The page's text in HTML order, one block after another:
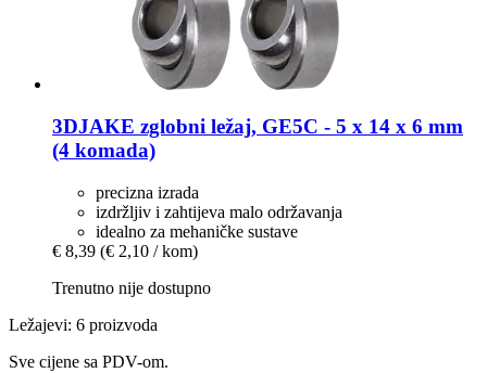
3DJAKE zglobni ležaj, GE5C -​ 5 x 14 x 6 mm
(4 komada)
precizna izrada
izdržljiv i zahtijeva malo održavanja
idealno za mehaničke sustave
€ 8,39 (€ 2,10 / kom)
Trenutno nije dostupno
Ležajevi: 6 proizvoda
Sve cijene sa PDV-om.